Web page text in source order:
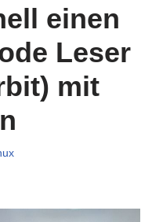
einen
Leser
mit